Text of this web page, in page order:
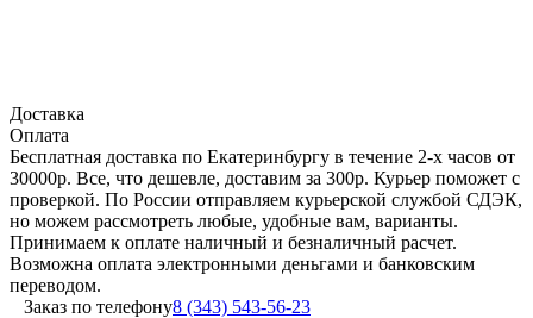
Доставка
Оплата
Бесплатная доставка по Екатеринбургу в течение 2-х часов от
30000р. Все, что дешевле, доставим за 300р. Курьер поможет с
проверкой. По России отправляем курьерской службой СДЭК,
но можем рассмотреть любые, удобные вам, варианты.
Принимаем к оплате наличный и безналичный расчет.
Возможна оплата электронными деньгами и банковским
переводом.
Заказ по телефону8 (343) 543-56-23